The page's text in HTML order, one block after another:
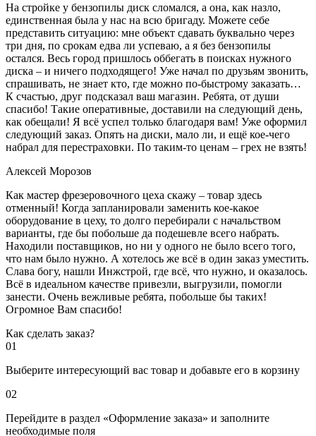
На стройке у бензопилы диск сломался, а она, как назло,
единственная была у нас на всю бригаду. Можете себе
представить ситуацию: мне объект сдавать буквально через
три дня, по срокам едва ли успеваю, а я без бензопилы
остался. Весь город пришлось оббегать в поисках нужного
диска – и ничего подходящего! Уже начал по друзьям звонить,
спрашивать, не знает кто, где можно по-быстрому заказать…
К счастью, друг подсказал ваш магазин. Ребята, от души
спасибо! Такие оперативные, доставили на следующий день,
как обещали! Я всё успел только благодаря вам! Уже оформил
следующий заказ. Опять на диски, мало ли, и ещё кое-чего
набрал для перестраховки. По таким-то ценам – грех не взять!
Алексей Морозов
Как мастер фрезеровочного цеха скажу – товар здесь
отменный! Когда запланировали заменить кое-какое
оборудование в цеху, то долго перебирали с начальством
варианты, где бы побольше да подешевле всего набрать.
Находили поставщиков, но ни у одного не было всего того,
что нам было нужно. А хотелось же всё в один заказ уместить.
Слава богу, нашли Инжстрой, где всё, что нужно, и оказалось.
Всё в идеальном качестве привезли, выгрузили, помогли
занести. Очень вежливые ребята, побольше бы таких!
Огромное Вам спасибо!
Как сделать заказ?
01
Выберите интересующий вас товар и добавьте его в корзину
02
Перейдите в раздел «Оформление заказа» и заполните
необходимые поля